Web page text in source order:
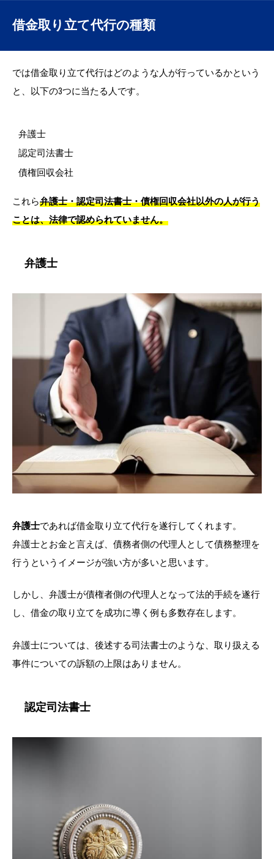
借金取り立て代行の種類
では借金取り立て代行はどのような人が行っているかという
と、以下の3つに当たる人です。
弁護士
認定司法書士
債権回収会社
これら弁護士・認定司法書士・債権回収会社以外の人が行う
ことは、法律で認められていません。
弁護士
弁護士であれば借金取り立て代行を遂行してくれます。
弁護士とお金と言えば、債務者側の代理人として債務整理を
行うというイメージが強い方が多いと思います。
しかし、弁護士が債権者側の代理人となって法的手続を遂行
し、借金の取り立てを成功に導く例も多数存在します。
弁護士については、後述する司法書士のような、取り扱える
事件についての訴額の上限はありません。
認定司法書士